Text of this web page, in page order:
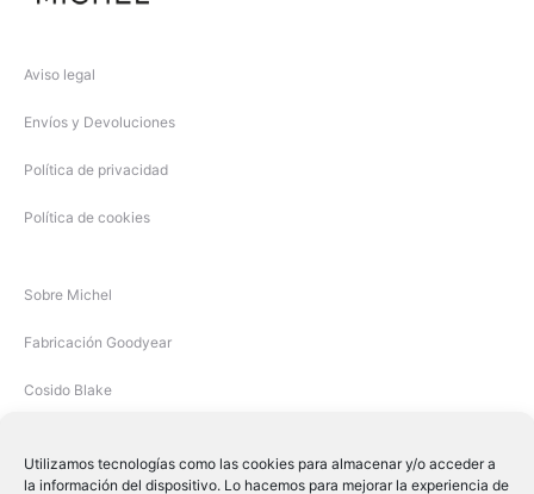
Utilizamos tecnologías como las cookies para almacenar y/o acceder a
la información del dispositivo. Lo hacemos para mejorar la experiencia de
Aviso legal
Envíos y Devoluciones
Política de privacidad
Política de cookies
Sobre Michel
Fabricación Goodyear
Cosido Blake